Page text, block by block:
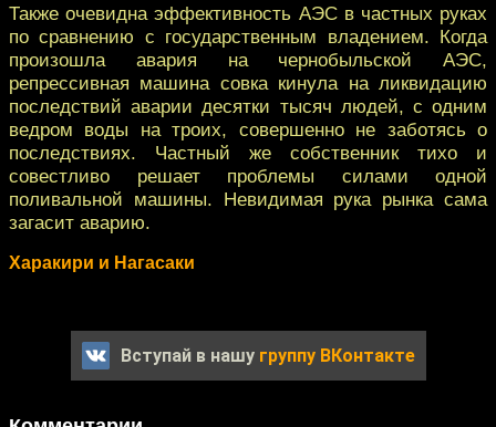
Также очевидна эффективность АЭС в частных руках
по сравнению с государственным владением. Когда
произошла авария на чернобыльской АЭС,
репрессивная машина совка кинула на ликвидацию
последствий аварии десятки тысяч людей, с одним
ведром воды на троих, совершенно не заботясь о
последствиях. Частный же собственник тихо и
совестливо решает проблемы силами одной
поливальной машины. Невидимая рука рынка сама
загасит аварию.
Харакири и Нагасаки
Вступай в нашу группу ВКонтакте